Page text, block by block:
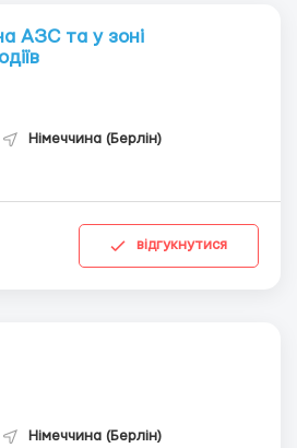
АЗС та у зоні
Німеччина (Берлін)
відгукнутися
Німеччина (Берлін)